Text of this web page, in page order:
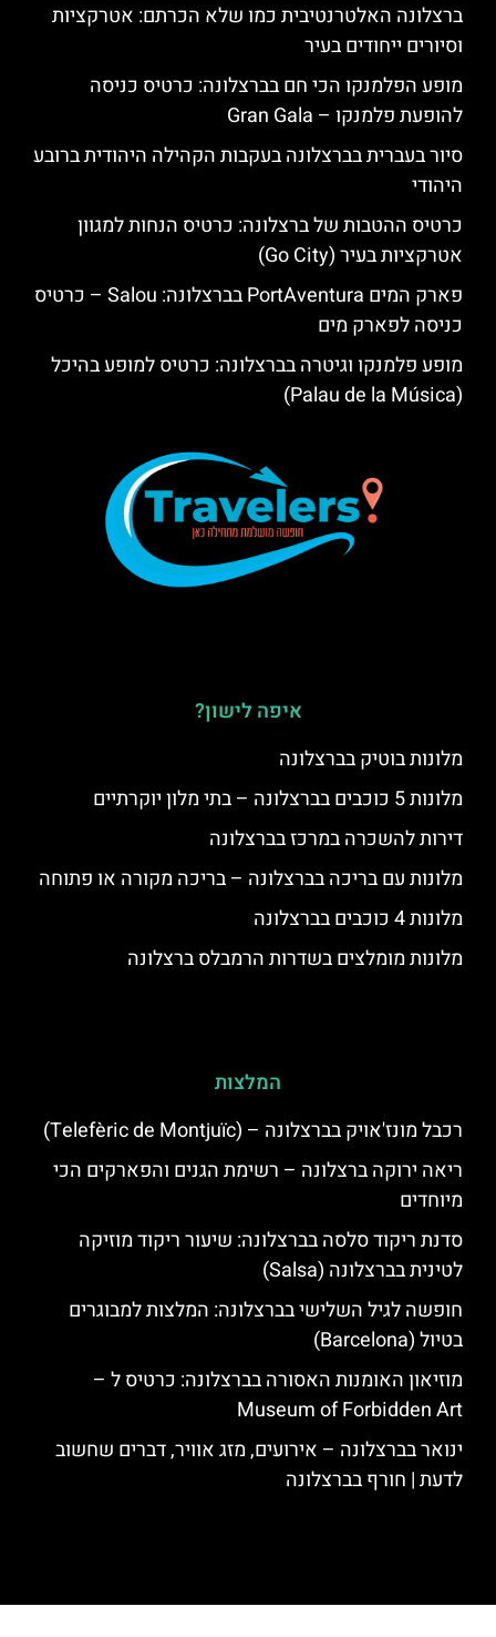
ברצלונה האלטרנטיבית כמו שלא הכרתם: אטרקציות
וסיורים ייחודים בעיר
מופע הפלמנקו הכי חם בברצלונה: כרטיס כניסה
להופעת פלמנקו – Gran Gala
סיור בעברית בברצלונה בעקבות הקהילה היהודית ברובע
היהודי
כרטיס ההטבות של ברצלונה: כרטיס הנחות למגוון
אטרקציות בעיר (Go City)
פארק המים PortAventura בברצלונה: Salou – כרטיס
כניסה לפארק מים
מופע פלמנקו וגיטרה בברצלונה: כרטיס למופע בהיכל
(Palau de la Música)
איפה לישון?
מלונות בוטיק בברצלונה
מלונות 5 כוכבים בברצלונה – בתי מלון יוקרתיים
דירות להשכרה במרכז בברצלונה
מלונות עם בריכה בברצלונה – בריכה מקורה או פתוחה
מלונות 4 כוכבים בברצלונה
מלונות מומלצים בשדרות הרמבלס ברצלונה
המלצות
רכבל מונז'אויק בברצלונה – (Telefèric de Montjuïc)
ריאה ירוקה ברצלונה – רשימת הגנים והפארקים הכי
מיוחדים
סדנת ריקוד סלסה בברצלונה: שיעור ריקוד מוזיקה
לטינית בברצלונה (Salsa)
חופשה לגיל השלישי בברצלונה: המלצות למבוגרים
בטיול (Barcelona)
מוזיאון האומנות האסורה בברצלונה: כרטיס ל –
Museum of Forbidden Art
ינואר בברצלונה – אירועים, מזג אוויר, דברים שחשוב
לדעת | חורף בברצלונה